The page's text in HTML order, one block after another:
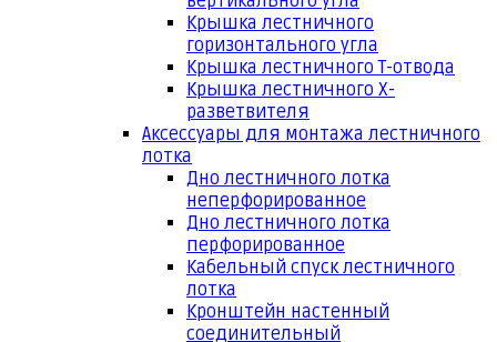
Крышка лестничного
горизонтального угла
Крышка лестничного Т-отвода
Крышка лестничного Х-
разветвителя
Аксессуары для монтажа лестничного
лотка
Дно лестничного лотка
неперфорированное
Дно лестничного лотка
перфорированное
Кабельный спуск лестничного
лотка
Кронштейн настенный
соединительный